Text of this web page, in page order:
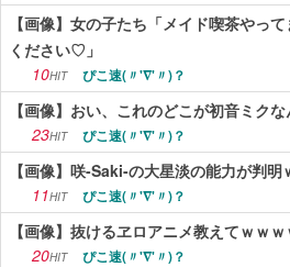
【画像】女の子たち「メイド喫茶やっ
ください♡」
10HIT ぴこ速(〃'∇'〃)？
【画像】おい、これのどこが初音ミク
23HIT ぴこ速(〃'∇'〃)？
【画像】咲-Saki-の大星淡の能力が判明
11HIT ぴこ速(〃'∇'〃)？
【画像】抜けるヱロアニメ教えてｗｗｗ
20HIT ぴこ速(〃'∇'〃)？